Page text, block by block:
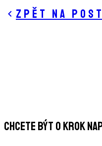
Zpět na
CHCETE BÝT O KROK